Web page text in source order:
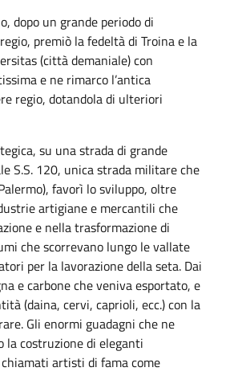
dopo un grande periodo di
premiò la fedeltà di Troina e la
(città demaniale) con
e ne rimarco l’antica
regio, dotandola di ulteriori
su una strada di grande
S.S. 120, unica strada militare che
favorì lo sviluppo, oltre
artigiane e mercantili che
e nella trasformazione di
che scorrevano lungo le vallate
per la lavorazione della seta. Dai
e carbone che veniva esportato, e
(daina, cervi, caprioli, ecc.) con la
Gli enormi guadagni che ne
la costruzione di eleganti
artisti di fama come